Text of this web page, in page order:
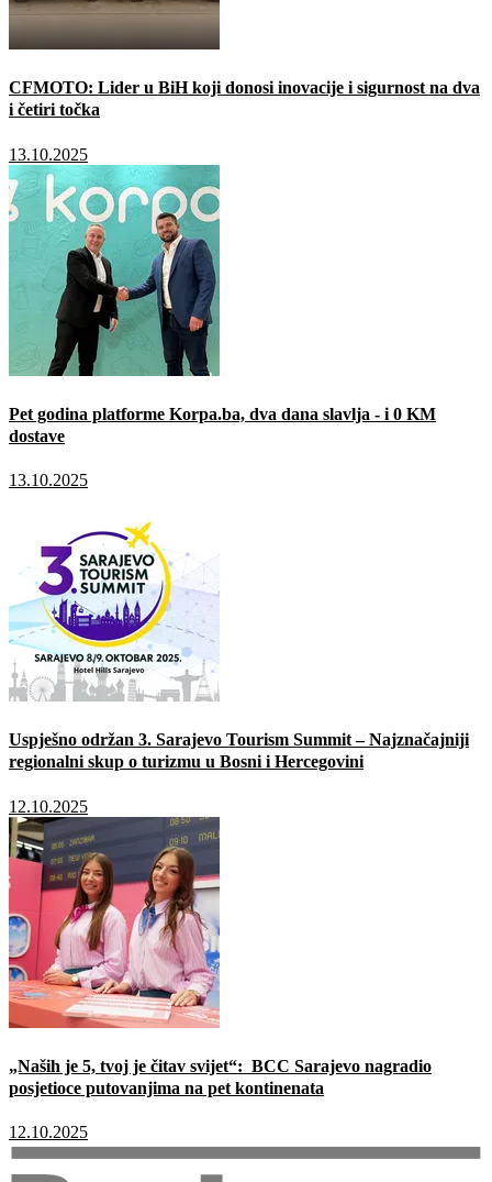
CFMOTO: Lider u BiH koji donosi inovacije i sigurnost na dva
i četiri točka
13.10.2025
Pet godina platforme Korpa.ba, dva dana slavlja - i 0 KM
dostave
13.10.2025
Uspješno održan 3. Sarajevo Tourism Summit – Najznačajniji
regionalni skup o turizmu u Bosni i Hercegovini
12.10.2025
„Naših je 5, tvoj je čitav svijet“: BCC Sarajevo nagradio
posjetioce putovanjima na pet kontinenata
12.10.2025